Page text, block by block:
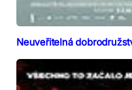
Neuveřitelná